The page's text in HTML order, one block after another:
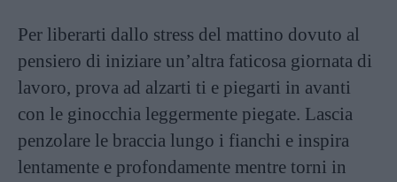
Per liberarti dallo stress del mattino dovuto al
pensiero di iniziare un’altra faticosa giornata di
lavoro, prova ad alzarti ti e piegarti in avanti
con le ginocchia leggermente piegate. Lascia
penzolare le braccia lungo i fianchi e inspira
lentamente e profondamente mentre torni in